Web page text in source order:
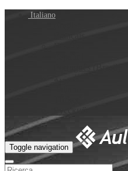
Italiano
Toggle navigation